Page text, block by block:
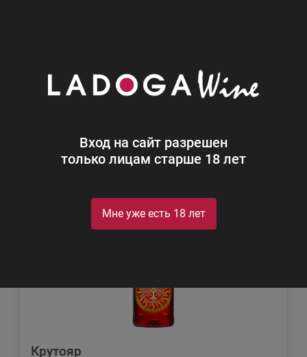
Вход на сайт разрешен
только лицам старше 18 лет
Мне уже есть 18 лет
Виски
Сортировка
Крутояр